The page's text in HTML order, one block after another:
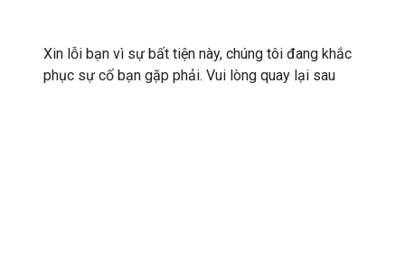
Xin lỗi bạn vì sự bất tiện này, chúng tôi đang khắc
phục sự cố bạn gặp phải. Vui lòng quay lại sau